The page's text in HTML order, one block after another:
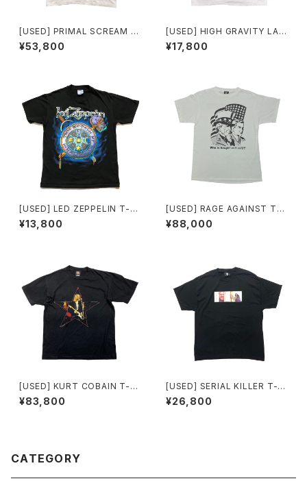
[USED] PRIMAL SCREAM T
-SHIRT TOUR 1994/95
¥53,800
[USED] HIGH GRAVITY LAG
ER T-SHIRT kozik design
¥17,800
[USED] LED ZEPPELIN T-S
HIRT The Battle of Evermo
re
¥13,800
[USED] RAGE AGAINST TH
E MACHINE T-SHIRT North
American Tour 1997
¥88,000
[USED] KURT COBAIN T-S
HIRT
¥83,800
[USED] SERIAL KILLER T-S
HIRT The Shining
¥26,800
CATEGORY